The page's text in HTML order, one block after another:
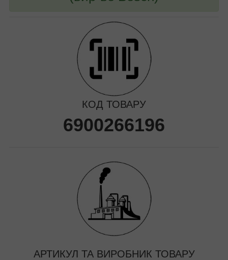
КОД ТОВАРУ
6900266196
АРТИКУЛ ТА ВИРОБНИК ТОВАРУ